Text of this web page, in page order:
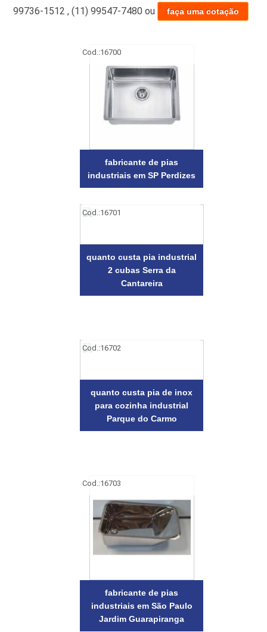
99736-1512 , (11) 99547-7480ou faça uma cotação
Cod.:16700
fabricante de pias
industriais em SP Perdizes
Cod.:16701
quanto custa pia industrial
2 cubas Serra da
Cantareira
Cod.:16702
quanto custa pia de inox
para cozinha industrial
Parque do Carmo
Cod.:16703
fabricante de pias
industriais em São Paulo
Jardim Guarapiranga